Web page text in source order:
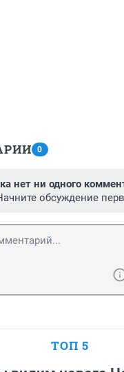
0
нет ни одного
обсуждение
ТОП 5